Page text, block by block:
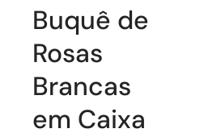
Buquê de
Rosas
Brancas
em Caixa